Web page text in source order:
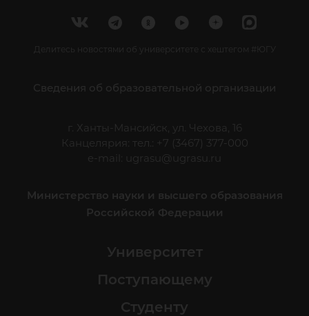
Делитесь новостями об университете с хештегом #ЮГУ
Сведения об образовательной организации
г. Ханты-Мансийск, ул. Чехова, 16
Канцелярия: тел.: +7 (3467) 377-000
e-mail:
ugrasu@ugrasu.ru
Министерство науки и высшего образования
Российской Федерации
Университет
Поступающему
Студенту